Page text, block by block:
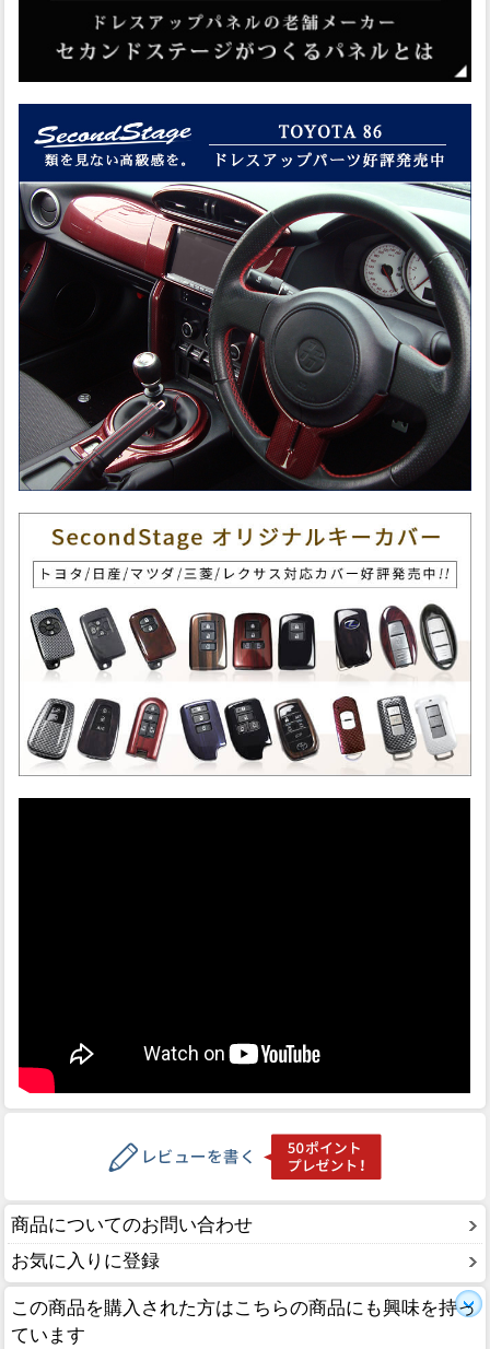
商品についてのお問い合わせ
お気に入りに登録
この商品を購入された方はこちらの商品にも興味を持っ
ています